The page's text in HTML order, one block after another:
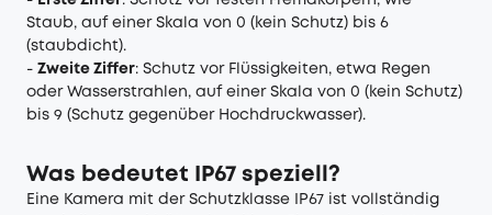
Staub, auf einer Skala von 0 (kein Schutz) bis 6
(staubdicht).
- Zweite Ziffer: Schutz vor Flüssigkeiten, etwa Regen
oder Wasserstrahlen, auf einer Skala von 0 (kein Schutz)
bis 9 (Schutz gegenüber Hochdruckwasser).
Was bedeutet IP67 speziell?
Eine Kamera mit der Schutzklasse IP67 ist vollständig